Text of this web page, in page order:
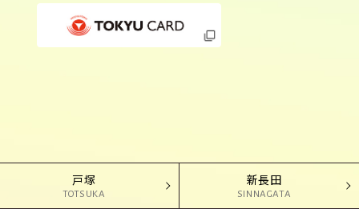
戸塚
TOTSUKA
新長田
SINNAGATA